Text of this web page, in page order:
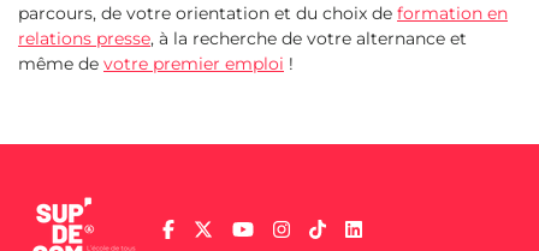
parcours, de votre orientation et du choix de formation en
relations presse, à la recherche de votre alternance et
même de votre premier emploi !